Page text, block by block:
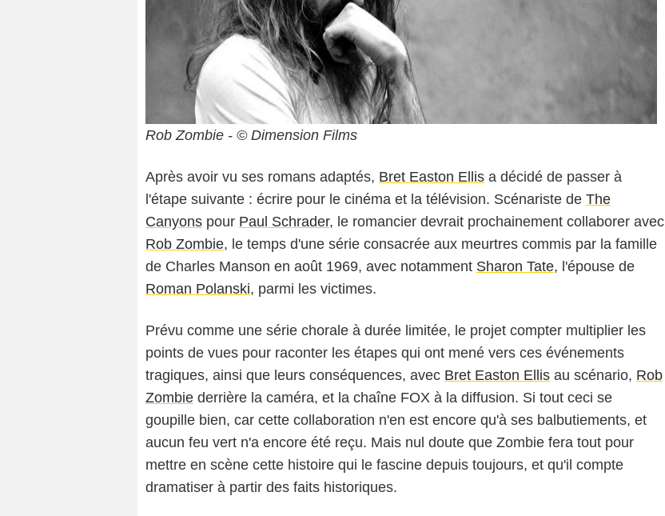
Rob Zombie - © Dimension Films
Après avoir vu ses romans adaptés, Bret Easton Ellis a décidé de passer à
l'étape suivante : écrire pour le cinéma et la télévision. Scénariste de The
Canyons pour Paul Schrader, le romancier devrait prochainement collaborer avec
Rob Zombie, le temps d'une série consacrée aux meurtres commis par la famille
de Charles Manson en août 1969, avec notamment Sharon Tate, l'épouse de
Roman Polanski, parmi les victimes.
Prévu comme une série chorale à durée limitée, le projet compter multiplier les
points de vues pour raconter les étapes qui ont mené vers ces événements
tragiques, ainsi que leurs conséquences, avec Bret Easton Ellis au scénario, Rob
Zombie derrière la caméra, et la chaîne FOX à la diffusion. Si tout ceci se
goupille bien, car cette collaboration n'en est encore qu'à ses balbutiements, et
aucun feu vert n'a encore été reçu. Mais nul doute que Zombie fera tout pour
mettre en scène cette histoire qui le fascine depuis toujours, et qu'il compte
dramatiser à partir des faits historiques.